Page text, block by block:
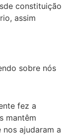
constituição
assim
sobre nós
fez a
mantêm
ajudaram a